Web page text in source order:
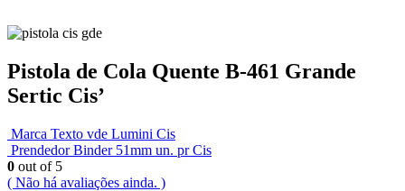
Pistola de Cola Quente B-461 Grande
Sertic Cis’
Marca Texto vde Lumini Cis
Prendedor Binder 51mm un. pr Cis
0 out of 5
( Não há avaliações ainda. )